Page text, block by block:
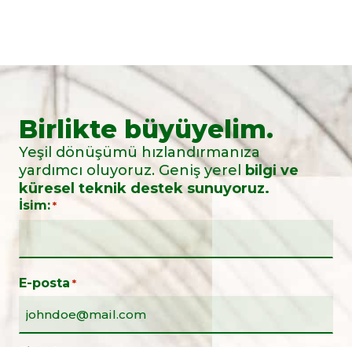
Birlikte büyüyelim.
Yeşil dönüşümü hızlandırmanıza
yardımcı oluyoruz. Geniş yerel
bilgi ve
küresel teknik destek sunuyoruz.
İsim: *
E-posta *